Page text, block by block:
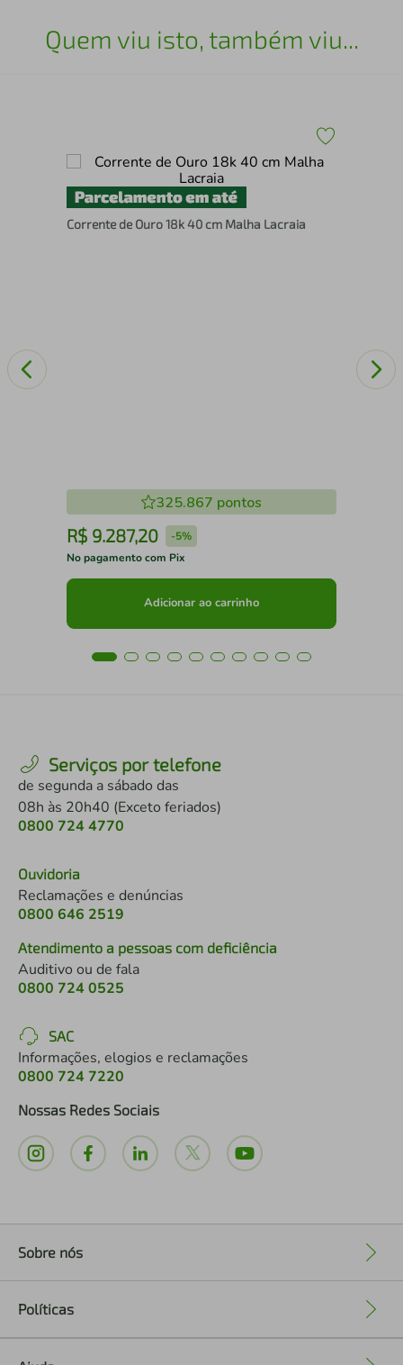
Quem viu isto, também viu...
Corrente de Ouro 18k 40 cm Malha Lacraia
325.867 pontos
R$ 9.287,20 -5%
No pagamento com Pix
Adicionar ao carrinho
Serviços por telefone
de segunda a sábado das
08h às 20h40 (Exceto feriados)
0800 724 4770
Ouvidoria
Reclamações e denúncias
0800 646 2519
Atendimento a pessoas com deficiência
Auditivo ou de fala
0800 724 0525
SAC
Informações, elogios e reclamações
0800 724 7220
Nossas Redes Sociais
Sobre nós
Políticas